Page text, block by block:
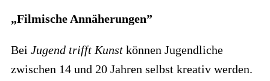
„Filmische Annäherungen”
Bei Jugend trifft Kunst können Jugendliche
zwischen 14 und 20 Jahren selbst kreativ werden.